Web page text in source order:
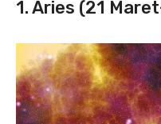
1. Aries (21